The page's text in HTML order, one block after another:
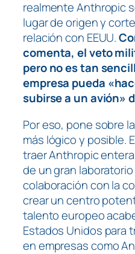
realmente Anthropic
lugar de origen y
relación con EEUU.
comenta, el veto
pero no es tan
empresa pueda
subirse a un avión»
Por eso, pone sobre
más lógico y posible.
traer Anthropic
de un gran
colaboración con la
crear un centro
talento europeo
Estados Unidos para
en empresas como